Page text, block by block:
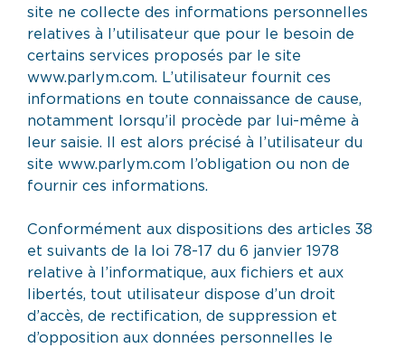
site ne collecte des informations personnelles
relatives à l’utilisateur que pour le besoin de
certains services proposés par le site
www.parlym.com. L’utilisateur fournit ces
informations en toute connaissance de cause,
notamment lorsqu’il procède par lui-même à
leur saisie. Il est alors précisé à l’utilisateur du
site www.parlym.com l’obligation ou non de
fournir ces informations.
Conformément aux dispositions des articles 38
et suivants de la loi 78-17 du 6 janvier 1978
relative à l’informatique, aux fichiers et aux
libertés, tout utilisateur dispose d’un droit
d’accès, de rectification, de suppression et
d’opposition aux données personnelles le